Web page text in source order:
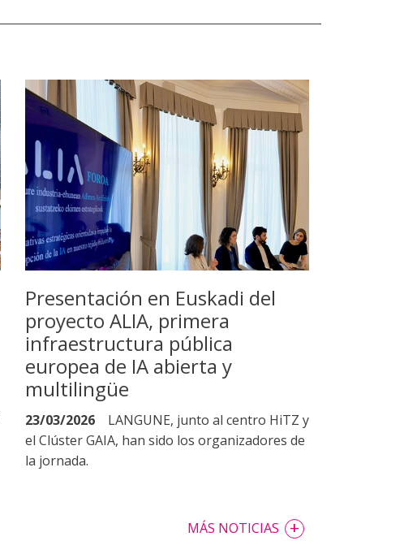
Presentación en Euskadi del
proyecto ALIA, primera
infraestructura pública
europea de IA abierta y
multilingüe
23/03/2026
LANGUNE, junto al centro HiTZ y
el Clúster GAIA, han sido los organizadores de
la jornada.
MÁS NOTICIAS +